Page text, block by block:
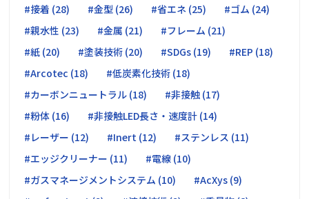
#接着 (28)
#金型 (26) #省エネ (25)
#ゴム (24)
#親水性 (23)
#金属 (21)
#フレーム (21)
#紙 (20)
#塗装技術 (20) #SDGs (19)
#REP (18)
#Arcotec (18)
#低炭素化技術 (18)
#カーボンニュートラル (18)
#非接触 (17)
#粉体 (16)
#非接触LED長さ・速度計 (14)
#レーザー (12)
#Inert (12)
#ステンレス (11)
#エッジクリーナー (11)
#電線 (10)
#ガスマネージメントシステム (10)
#AcXys (9)